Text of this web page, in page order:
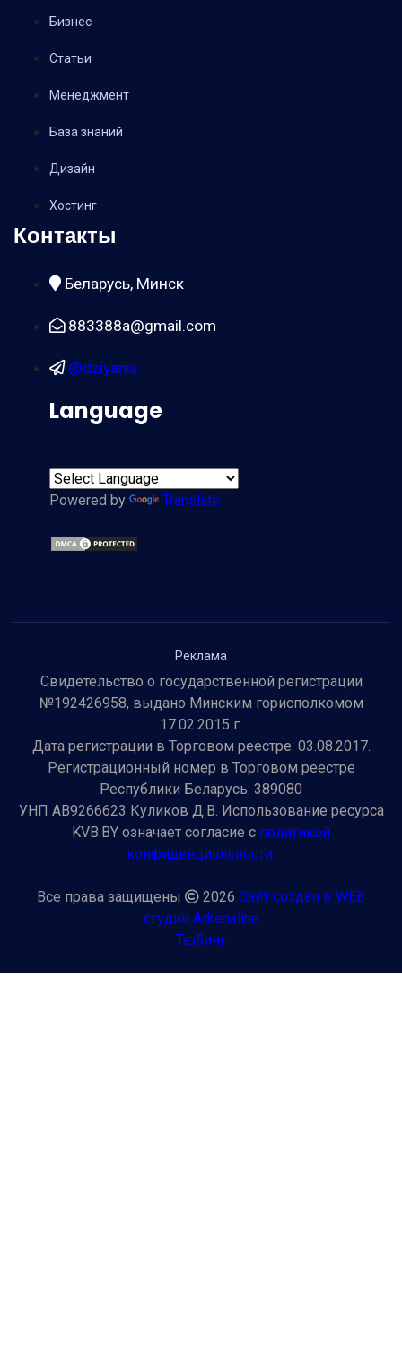
Бизнес
Статьи
Менеджмент
База знаний
Дизайн
Хостинг
Контакты
Беларусь, Минск
883388a@gmail.com
@dziyanis
Language
Powered by Translate
Реклама
Свидетельство о государственной регистрации
№192426958, выдано Минским горисполкомом
17.02.2015 г.
Дата регистрации в Торговом реестре: 03.08.2017.
Регистрационный номер в Торговом реестре
Республики Беларусь: 389080
УНП AB9266623 Куликов Д.В. Использование ресурса
KVB.BY означает согласие с политикой
конфиденциальности.
Все права защищены 2026 Сайт создан в WEB
студии Adrenaline
Тюбинг